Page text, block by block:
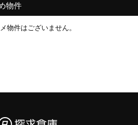
物件
物件はございません。